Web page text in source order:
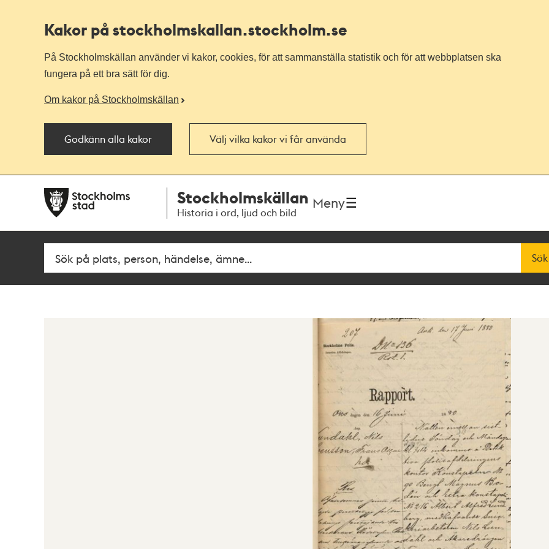
Kakor på stockholmskallan.stockholm.se
På Stockholmskällan använder vi kakor, cookies, för att sammanställa statistik och för att webbplatsen ska
fungera på ett bra sätt för dig.
Om kakor på Stockholmskällan
Godkänn alla kakor Välj vilka kakor vi får använda
navigationen
huvudinnehållet
Stockholmskällan
Historia i ord, ljud och bild
Meny
Fritextsök Sök